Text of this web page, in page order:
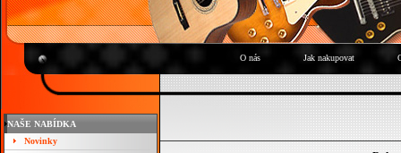
O nás Jak nakupovat
NAŠE NABÍDKA
Novinky